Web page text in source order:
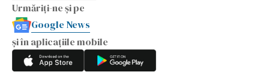
Urmăriți-ne și pe
Google News
și în aplicațiile mobile